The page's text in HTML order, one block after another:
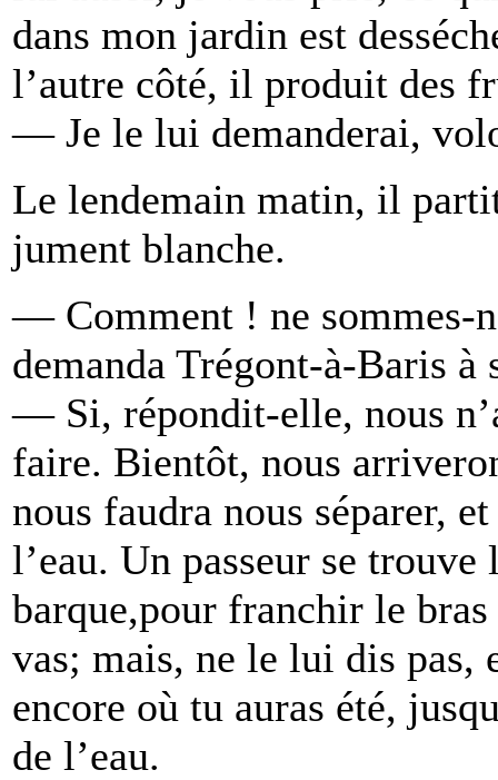
dans mon jardin est
l’autre côté, il produit des
— Je le lui demanderai,
Le lendemain matin, il
jument blanche.
— Comment ! ne sommes-
demanda Trégont-à-Baris à
— Si, répondit-elle, nous
faire. Bientôt, nous
nous faudra nous séparer,
l’eau. Un passeur se trouve
barque,pour franchir le
vas; mais, ne le lui dis pas,
encore où tu auras été,
de l’eau.